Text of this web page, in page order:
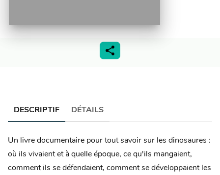
DESCRIPTIF DÉTAILS
Un livre documentaire pour tout savoir sur les dinosaures :
où ils vivaient et à quelle époque, ce qu'ils mangaient,
comment ils se défendaient, comment se développaient les